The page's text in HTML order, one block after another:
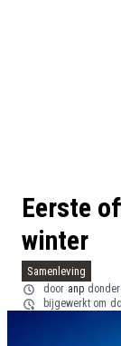
Eerste
winter
Samenleving
door anp
bijgewerkt om